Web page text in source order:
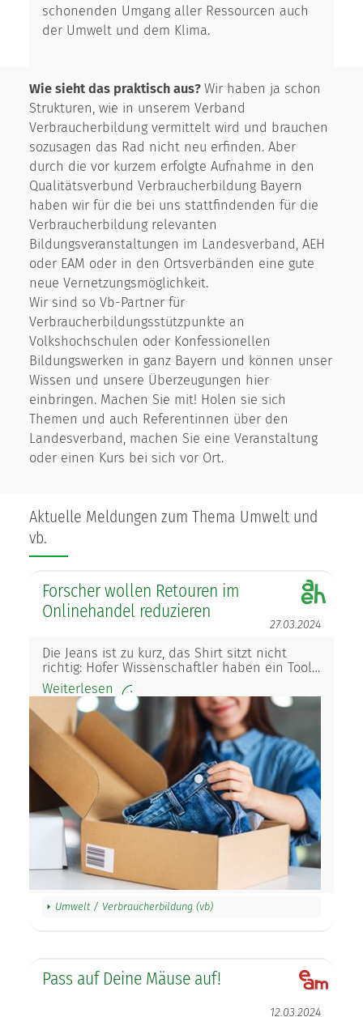
schonenden Umgang aller Ressourcen auch
der Umwelt und dem Klima.
Wie sieht das praktisch aus? Wir haben ja schon
Strukturen, wie in unserem Verband
Verbraucherbildung vermittelt wird und brauchen
sozusagen das Rad nicht neu erfinden. Aber
durch die vor kurzem erfolgte Aufnahme in den
Qualitätsverbund Verbraucherbildung Bayern
haben wir für die bei uns stattfindenden für die
Verbraucherbildung relevanten
Bildungsveranstaltungen im Landesverband, AEH
oder EAM oder in den Ortsverbänden eine gute
neue Vernetzungsmöglichkeit.
Wir sind so Vb-Partner für
Verbraucherbildungsstützpunkte an
Volkshochschulen oder Konfessionellen
Bildungswerken in ganz Bayern und können unser
Wissen und unsere Überzeugungen hier
einbringen. Machen Sie mit! Holen sie sich
Themen und auch Referentinnen über den
Landesverband, machen Sie eine Veranstaltung
oder einen Kurs bei sich vor Ort.
Aktuelle Meldungen zum Thema Umwelt und
vb.
Forscher wollen Retouren im
Onlinehandel reduzieren
27.03.2024
Die Jeans ist zu kurz, das Shirt sitzt nicht
richtig: Hofer Wissenschaftler haben ein Tool…
Weiterlesen
Umwelt / Verbraucherbildung (vb)
Pass auf Deine Mäuse auf!
12.03.2024